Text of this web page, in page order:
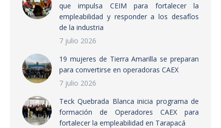
que impulsa CEIM para fortalecer la
empleabilidad y responder a los desafíos
de la industria
7 julio 2026
19 mujeres de Tierra Amarilla se preparan
para convertirse en operadoras CAEX
7 julio 2026
Teck Quebrada Blanca inicia programa de
formación de Operadores CAEX para
fortalecer la empleabilidad en Tarapacá